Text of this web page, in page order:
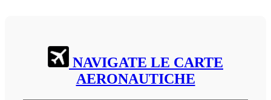
NAVIGATE LE CARTE
AERONAUTICHE